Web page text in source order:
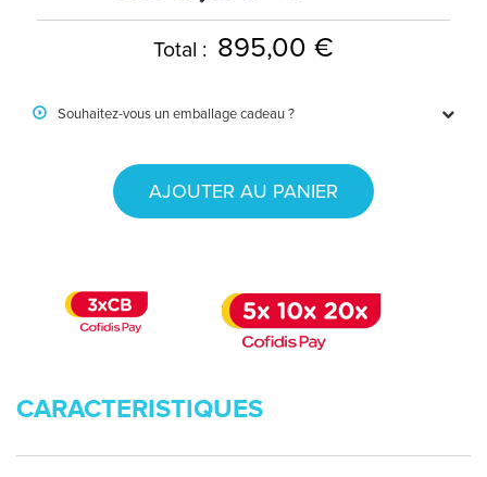
Total : 895,00 €
Souhaitez-vous un emballage cadeau ?
AJOUTER AU PANIER
CARACTERISTIQUES